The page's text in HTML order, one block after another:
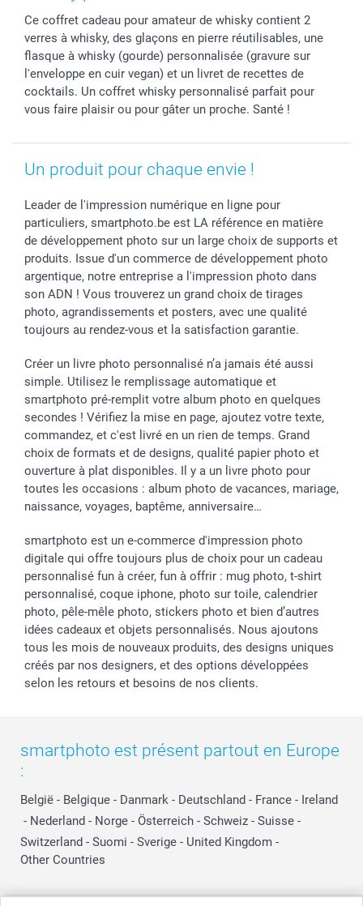
Dénicheur d'idées cadeau
Rentrée des classes
Communion
Saint-Valentin
Vacances
Conditions générales
Vie privée
Gestion des cookies
Tarifs
Investisseurs
Modes de paiement
Modes de livraison
Grandes Quantités
Statut de ma commande
Ce coffret cadeau pour amateur de whisky contient 2
verres à whisky, des glaçons en pierre réutilisables, une
flasque à whisky (gourde) personnalisée (gravure sur
l'enveloppe en cuir vegan) et un livret de recettes de
cocktails. Un coffret whisky personnalisé parfait pour
vous faire plaisir ou pour gâter un proche. Santé !
Un produit pour chaque envie !
Leader de l'impression numérique en ligne pour
particuliers, smartphoto.be est LA référence en matière
de développement photo sur un large choix de supports et
produits. Issue d'un commerce de développement photo
argentique, notre entreprise a l'impression photo dans
son ADN ! Vous trouverez un grand choix de tirages
photo, agrandissements et posters, avec une qualité
toujours au rendez-vous et la satisfaction garantie.
Créer un livre photo personnalisé n’a jamais été aussi
simple. Utilisez le remplissage automatique et
smartphoto pré-remplit votre album photo en quelques
secondes ! Vérifiez la mise en page, ajoutez votre texte,
commandez, et c'est livré en un rien de temps. Grand
choix de formats et de designs, qualité papier photo et
ouverture à plat disponibles. Il y a un livre photo pour
toutes les occasions : album photo de vacances, mariage,
naissance, voyages, baptême, anniversaire…
smartphoto est un e-commerce d'impression photo
digitale qui offre toujours plus de choix pour un cadeau
personnalisé fun à créer, fun à offrir : mug photo, t-shirt
personnalisé, coque iphone, photo sur toile, calendrier
photo, pêle-mêle photo, stickers photo et bien d’autres
idées cadeaux et objets personnalisés. Nous ajoutons
tous les mois de nouveaux produits, des designs uniques
créés par nos designers, et des options développées
selon les retours et besoins de nos clients.
smartphoto est présent partout en Europe
:
België - Belgique - Danmark - Deutschland - France - Ireland
- Nederland - Norge - Österreich - Schweiz - Suisse -
Switzerland - Suomi - Sverige - United Kingdom -
Other Countries